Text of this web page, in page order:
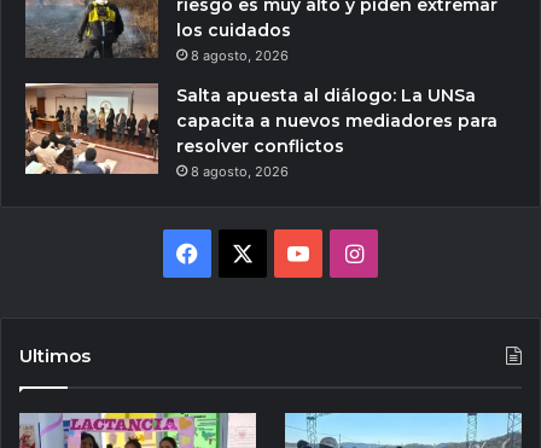
riesgo es muy alto y piden extremar
los cuidados
8 agosto, 2026
Salta apuesta al diálogo: La UNSa
capacita a nuevos mediadores para
resolver conflictos
8 agosto, 2026
Facebook YouTubeInstagram
Ultimos